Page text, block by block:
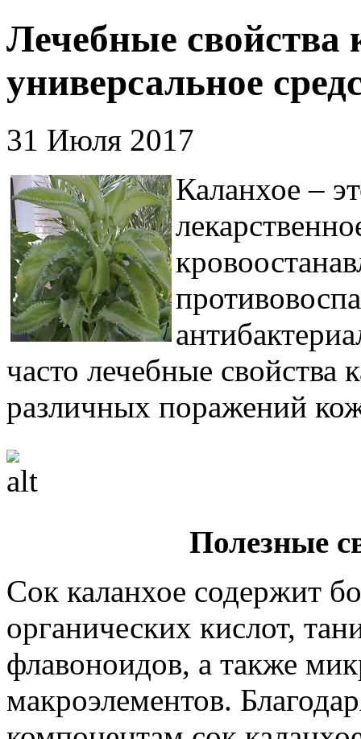
Лечебные свойства
универсальное
31 Июля 2017
Каланхое –
часто лечебные свойства
различных поражений
Полезные
Сок каланхое содержит
органических кислот,
флавоноидов, а также
макроэлементов.